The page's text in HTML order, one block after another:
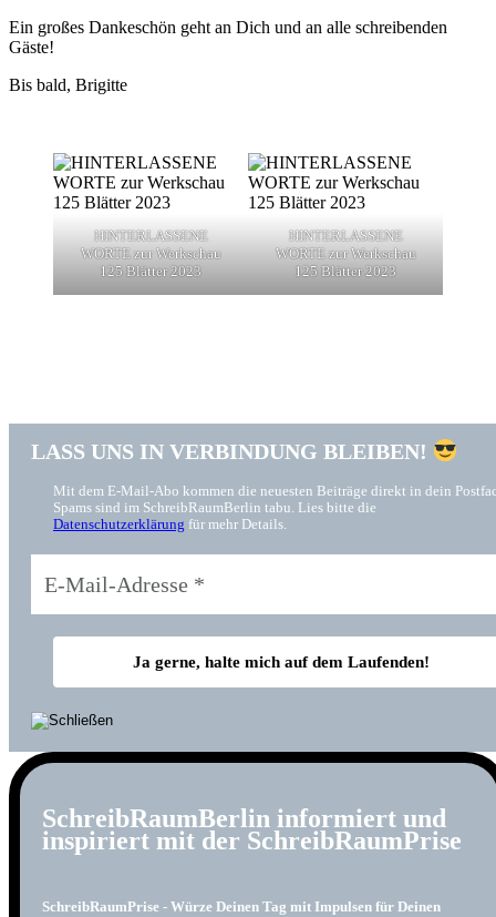
Ein großes Dankeschön geht an Dich und an alle schreibenden
Gäste!
Bis bald, Brigitte
HINTERLASSENE
WORTE zur Werkschau
125 Blätter 2023
HINTERLASSENE
WORTE zur Werkschau
125 Blätter 2023
LASS UNS IN VERBINDUNG BLEIBEN!
Mit dem E-Mail-Abo kommen die neuesten Beiträge direkt in dein
Spams sind im SchreibRaumBerlin tabu. Lies bitte die
Datenschutzerklärung für mehr Details.
SchreibRaumBerlin informiert und
inspiriert mit der SchreibRaumPrise
SchreibRaumPrise - Würze Deinen Tag mit Impulsen für Deinen